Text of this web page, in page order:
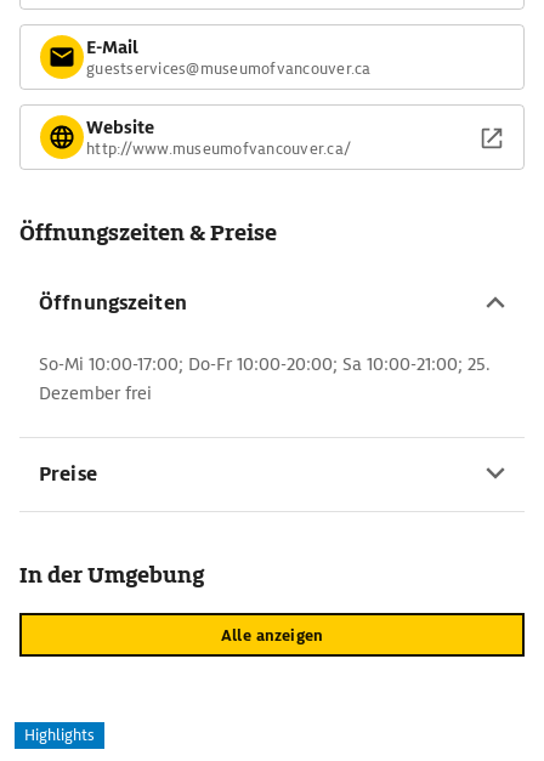
E-Mail
guestservices@museumofvancouver.ca
Website
http://www.museumofvancouver.ca/
Öffnungszeiten & Preise
Öffnungszeiten
So-Mi 10:00-17:00; Do-Fr 10:00-20:00; Sa 10:00-21:00; 25.
Dezember frei
Preise
In der Umgebung
Alle anzeigen
Highlights